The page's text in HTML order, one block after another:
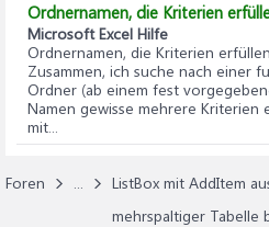
Ordnernamen, die Kriterien
Microsoft Excel Hilfe
Ordnernamen, die Kriterien
Zusammen, ich suche nach einer
Ordner (ab einem fest
Namen gewisse mehrere Kriterien
mit...
Foren ...
ListBox mit AddItem
mehrspaltiger Tabelle